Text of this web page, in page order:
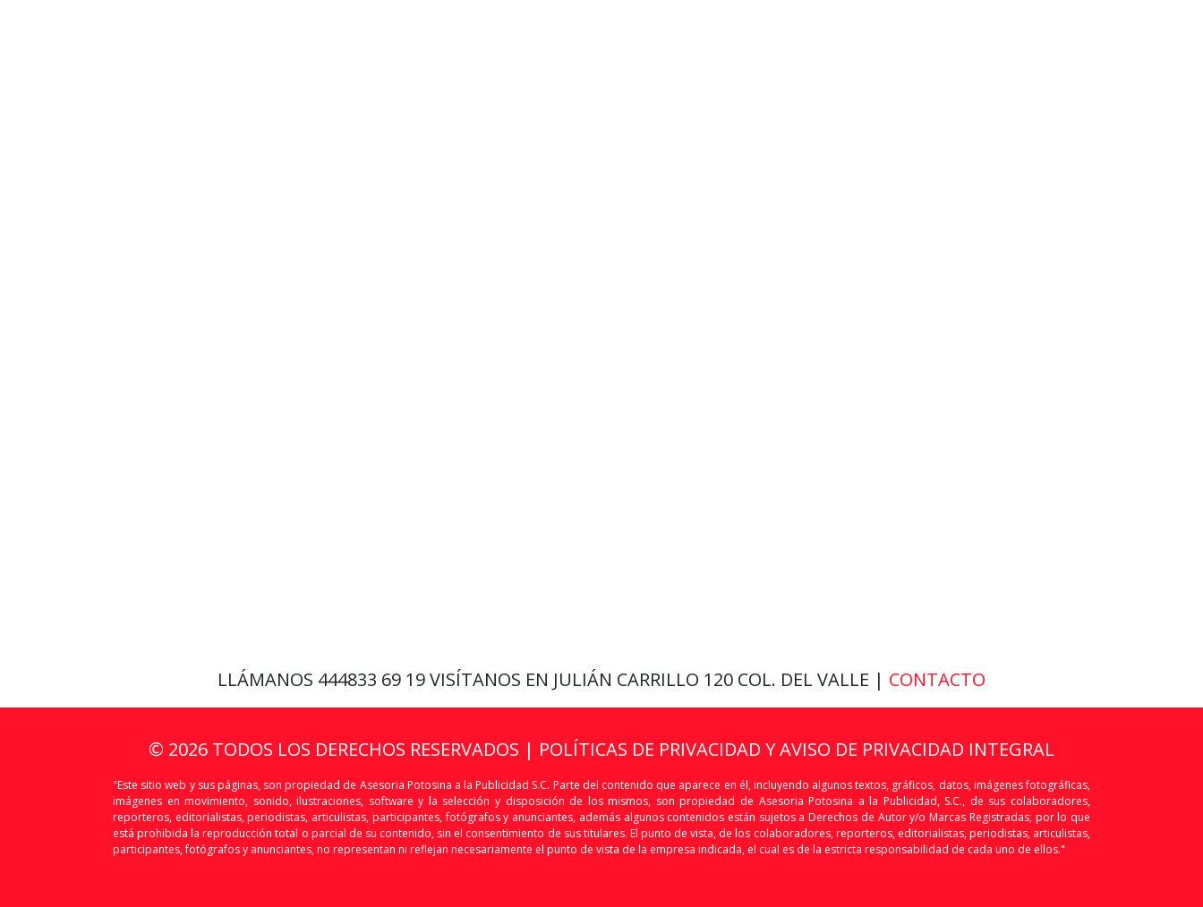
LLÁMANOS 444833 69 19VISÍTANOS EN JULIÁN CARRILLO 120 COL. DEL VALLE | CONTACTO
© 2026 TODOS LOS DERECHOS RESERVADOS | POLÍTICAS DE PRIVACIDAD Y AVISO DE PRIVACIDAD INTEGRAL
"Este sitio web y sus páginas, son propiedad de Asesoria Potosina a la Publicidad S.C. Parte del contenido que aparece en él, incluyendo algunos textos, gráficos, datos, imágenes fotográficas,
imágenes en movimiento, sonido, ilustraciones, software y la selección y disposición de los mismos, son propiedad de Asesoria Potosina a la Publicidad, S.C., de sus colaboradores,
reporteros, editorialistas, periodistas, articulistas, participantes, fotógrafos y anunciantes, además algunos contenidos están sujetos a Derechos de Autor y/o Marcas Registradas; por lo que
está prohibida la reproducción total o parcial de su contenido, sin el consentimiento de sus titulares. El punto de vista, de los colaboradores, reporteros, editorialistas, periodistas, articulistas,
participantes, fotógrafos y anunciantes, no representan ni reflejan necesariamente el punto de vista de la empresa indicada, el cual es de la estricta responsabilidad de cada uno de ellos."